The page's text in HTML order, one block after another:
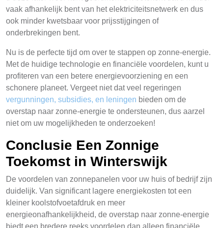
vaak afhankelijk bent van het elektriciteitsnetwerk en dus
ook minder kwetsbaar voor prijsstijgingen of
onderbrekingen bent.
Nu is de perfecte tijd om over te stappen op zonne-energie.
Met de huidige technologie en financiële voordelen, kunt u
profiteren van een betere energievoorziening en een
schonere planeet. Vergeet niet dat veel regeringen
vergunningen, subsidies, en leningen bieden om de
overstap naar zonne-energie te ondersteunen, dus aarzel
niet om uw mogelijkheden te onderzoeken!
Conclusie Een Zonnige
Toekomst in Winterswijk
De voordelen van zonnepanelen voor uw huis of bedrijf zijn
duidelijk. Van significant lagere energiekosten tot een
kleiner koolstofvoetafdruk en meer
energieonafhankelijkheid, de overstap naar zonne-energie
biedt een bredere reeks voordelen dan alleen financiële